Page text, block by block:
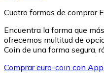
Cuatro formas de comprar
Encuentra la forma que
ofrecemos multitud de
Coin de una forma segura,
Comprar euro-coin con